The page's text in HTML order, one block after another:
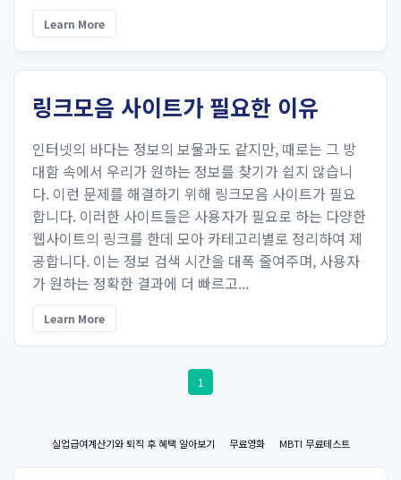
Learn More
링크모음 사이트가 필요한 이유
인터넷의 바다는 정보의 보물과도 같지만, 때로는 그 방
대함 속에서 우리가 원하는 정보를 찾기가 쉽지 않습니
다. 이런 문제를 해결하기 위해 링크모음 사이트가 필요
합니다. 이러한 사이트들은 사용자가 필요로 하는 다양한
웹사이트의 링크를 한데 모아 카테고리별로 정리하여 제
공합니다. 이는 정보 검색 시간을 대폭 줄여주며, 사용자
가 원하는 정확한 결과에 더 빠르고...
Learn More
1
실업급여계산기와 퇴직 후 혜택 알아보기 무료영화 MBTI 무료테스트